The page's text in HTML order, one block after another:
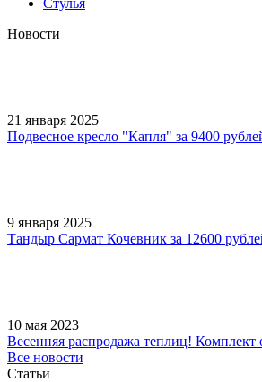
Новости
21 января 2025
Подвесное кресло "Капля" за 9400
9 января 2025
Тандыр Сармат Кочевник за 12600
10 мая 2023
Весенняя распродажа теплиц! Комплект
Все новости
Статьи